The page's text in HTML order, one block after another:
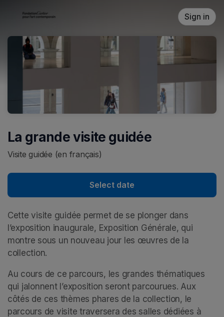
Sign in
La grande visite guidée
Visite guidée (en français)
Select date
Cette visite guidée permet de se plonger dans
l’exposition inaugurale, Exposition Générale, qui
montre sous un nouveau jour les œuvres de la
collection.
Au cours de ce parcours, les grandes thématiques
qui jalonnent l’exposition seront parcourues. Aux
côtés de ces thèmes phares de la collection, le
parcours de visite traversera des salles dédiées à